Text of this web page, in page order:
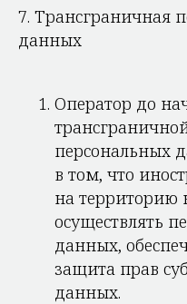
7. Трансграничная
данных
Оператор до
персональных
в том, что
на территорию
осуществлять
данных,
защита прав
данных.